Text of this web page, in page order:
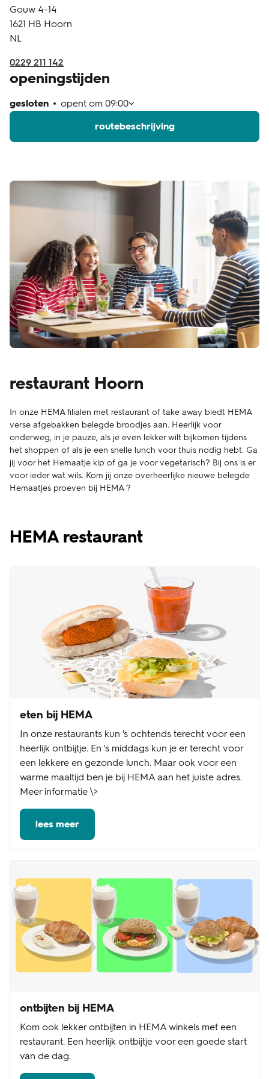
klantenservice
Gouw 4-14
1621 HB Hoorn
NL
0229 211 142
openingstijden
gesloten opent om 09:00
routebeschrijving
restaurant Hoorn
In onze HEMA filialen met restaurant of take away biedt HEMA
verse afgebakken belegde broodjes aan. Heerlijk voor
onderweg, in je pauze, als je even lekker wilt bijkomen tijdens
het shoppen of als je een snelle lunch voor thuis nodig hebt. Ga
jij voor het Hemaatje kip of ga je voor vegetarisch? Bij ons is er
voor ieder wat wils. Kom jij onze overheerlijke nieuwe belegde
Hemaatjes proeven bij HEMA ?
HEMA restaurant
eten bij HEMA
In onze restaurants kun 's ochtends terecht voor een
heerlijk ontbijtje. En 's middags kun je er terecht voor
een lekkere en gezonde lunch. Maar ook voor een
warme maaltijd ben je bij HEMA aan het juiste adres.
Meer informatie \>
lees meer
ontbijten bij HEMA
Kom ook lekker ontbijten in HEMA winkels met een
restaurant. Een heerlijk ontbijtje voor een goede start
van de dag.